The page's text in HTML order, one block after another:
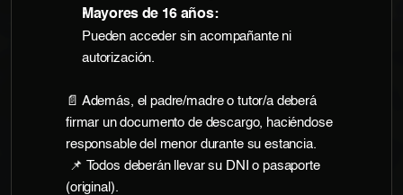
Mayores de 16 años:
Pueden acceder sin acompañante ni
autorización.
📄 Además, el padre/madre o tutor/a deberá
firmar un documento de descargo, haciéndose
responsable del menor durante su estancia.
(original).